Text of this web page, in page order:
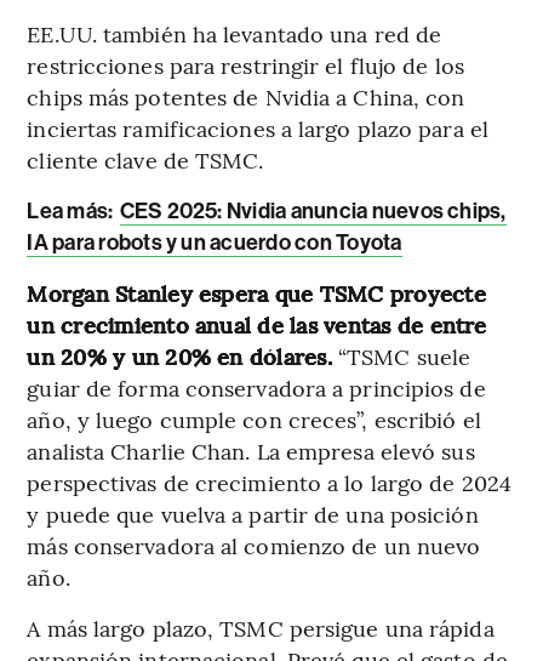
EE.UU. también ha levantado una red de
restricciones para restringir el flujo de los
chips más potentes de Nvidia a China, con
inciertas ramificaciones a largo plazo para el
cliente clave de TSMC.
Lea más: CES 2025: Nvidia anuncia nuevos chips,
IA para robots y un acuerdo con Toyota
Morgan Stanley espera que TSMC proyecte
un crecimiento anual de las ventas de entre
un 20% y un 20% en dólares.“TSMC suele
guiar de forma conservadora a principios de
año, y luego cumple con creces”, escribió el
analista Charlie Chan. La empresa elevó sus
perspectivas de crecimiento a lo largo de 2024
y puede que vuelva a partir de una posición
más conservadora al comienzo de un nuevo
año.
A más largo plazo, TSMC persigue una rápida